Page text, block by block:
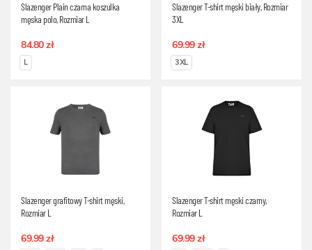
Slazenger Plain czarna koszulka
męska polo, Rozmiar L
84.80 zł
L
Slazenger T-shirt męski biały, Rozmiar
3XL
69.99 zł
3XL
Slazenger grafitowy T-shirt męski,
Rozmiar L
69.99 zł
Slazenger T-shirt męski czarny,
Rozmiar L
69.99 zł